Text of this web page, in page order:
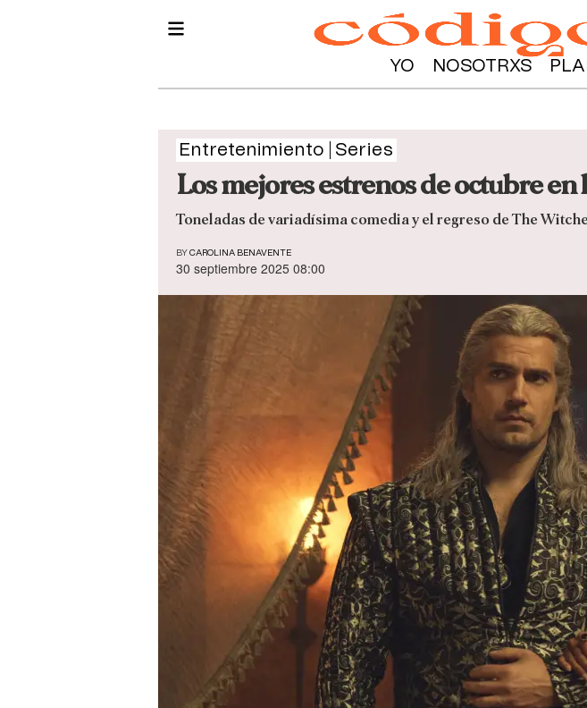
YO NOSOTRXS
Entretenimiento Series
Los mejores estrenos de octubre
Toneladas de variadísima comedia y el regreso de The
BY CAROLINA BENAVENTE
30 septiembre 2025 08:00